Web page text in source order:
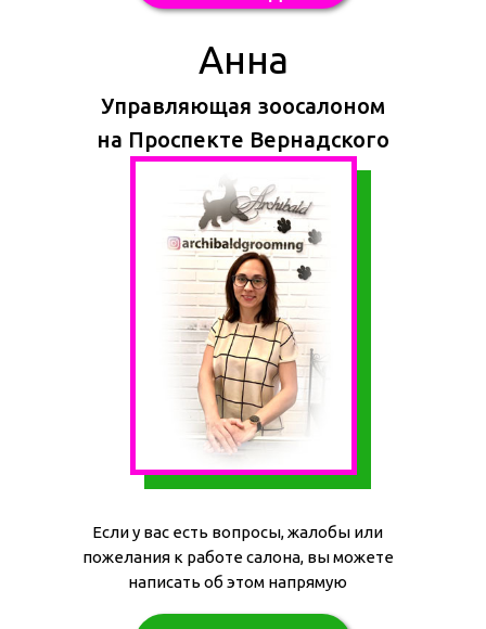
Анна
Управляющая зоосалоном
на Проспекте Вернадского
Если у вас есть вопросы, жалобы или
пожелания к работе салона, вы можете
написать об этом напрямую